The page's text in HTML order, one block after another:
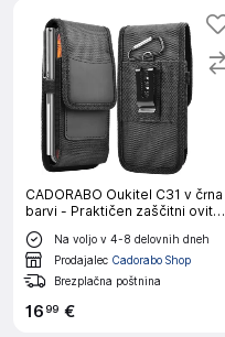
CADORABO Oukitel C31 v črna
barvi - Praktičen zaščitni ovitek
s karabinom Ovitek ovitka z
držalom za pisalo
Na voljo v 4-8 delovnih dneh
Prodajalec Cadorabo Shop
Brezplačna poštnina
1699 €